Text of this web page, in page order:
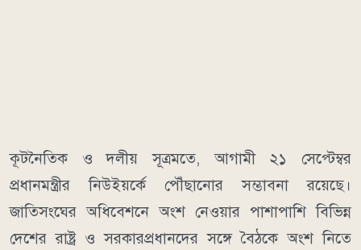
কূটনৈতিক ও দলীয় সূত্রমতে, আগামী ২১ সেপ্টেম্বর
প্রধানমন্ত্রীর নিউইয়র্কে পৌঁছানোর সম্ভাবনা রয়েছে।
জাতিসংঘের অধিবেশনে অংশ নেওয়ার পাশাপাশি বিভিন্ন
দেশের রাষ্ট্র ও সরকারপ্রধানদের সঙ্গে বৈঠকে অংশ নিতে